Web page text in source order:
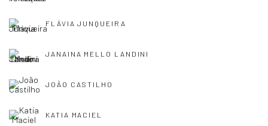
FLÁVIA JUNQUEIRA
JANAINA MELLO LANDINI
JOÃO CASTILHO
KATIA MACIEL